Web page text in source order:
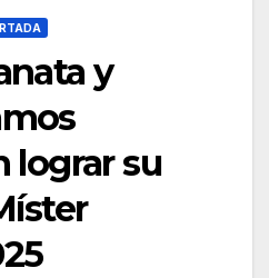
y
lograr su